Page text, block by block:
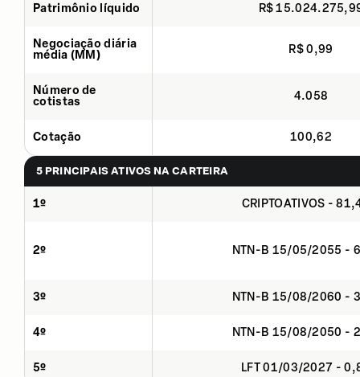
Patrimônio líquido R$
Negociação diária
média (MM)
R$ 0,99
Número de
cotistas
4.058
Cotação 100,62
5 PRINCIPAIS ATIVOS NA CARTEIRA
1º CRIPTOATIVOS -
2º NTN-B 15/05/2055 -
3º NTN-B 15/08/2060 -
4º NTN-B 15/08/2050 -
5º LFT 01/03/2027 -